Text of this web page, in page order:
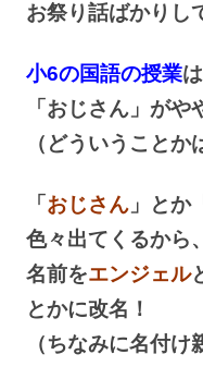
お祭り話ばかりし
小6の国語の授業は
「おじさん」がや
（どういうことか
「 おじさん 」とか
色々出てくるから、
名前をエンジェル
とかに改名！
（ちなみに名付け